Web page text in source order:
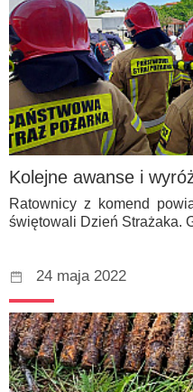
Kolejne awanse i
Ratownicy z komend
świętowali Dzień Strażaka.
24 maja 2022